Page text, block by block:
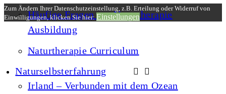
Häufige Fragen zur Naturtherapie
Ausbildung
Naturtherapie Curriculum
Naturselbsterfahrung
Irland – Verbunden mit dem Ozean
Zum Ändern Ihrer Datenschutzeinstellung, z.B. Erteilung oder Widerruf von
Einwilligungen, klicken Sie hier:Einstellungen